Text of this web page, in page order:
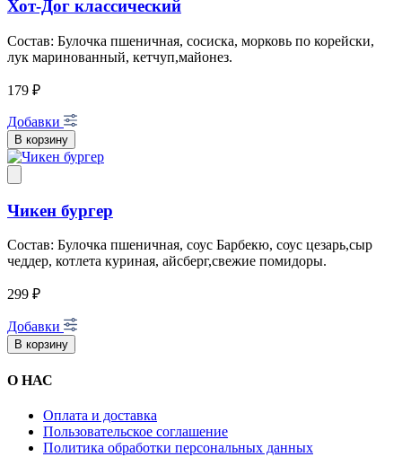
Хот-Дог классический
Состав: Булочка пшеничная, сосиска, морковь по корейски,
лук маринованный, кетчуп,майонез.
179 ₽
Добавки
В корзину
Чикен бургер
Состав: Булочка пшеничная, соус Барбекю, соус цезарь,сыр
чеддер, котлета куриная, айсберг,свежие помидоры.
299 ₽
Добавки
В корзину
О НАС
Оплата и доставка
Пользовательское соглашение
Политика обработки персональных данных